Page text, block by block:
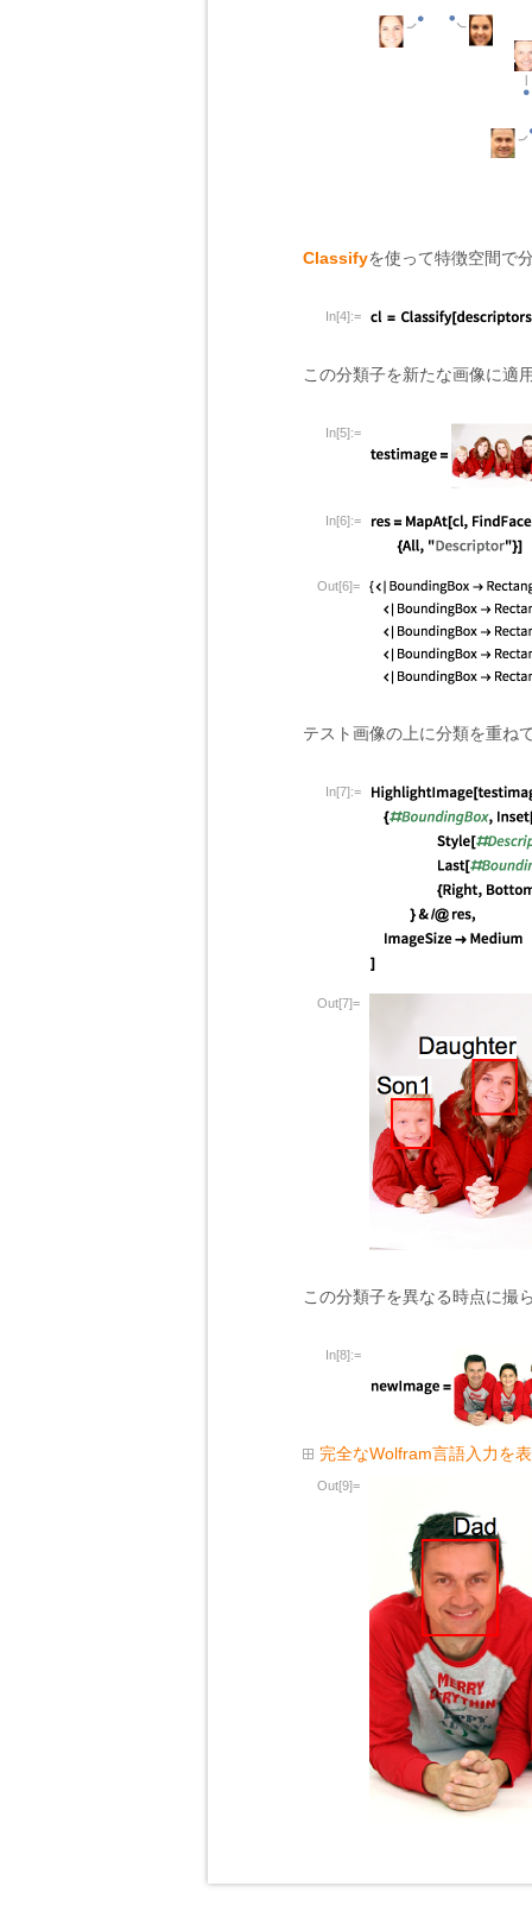
Classifyを使って特徴空間で
In[4]:=
この分類子を新たな画像に適
In[5]:=
In[6]:=
Out[6]=
テスト画像の上に分類を重ね
In[7]:=
Out[7]=
この分類子を異なる時点に撮
In[8]:=
完全なWolfram言語入力を
Out[9]=